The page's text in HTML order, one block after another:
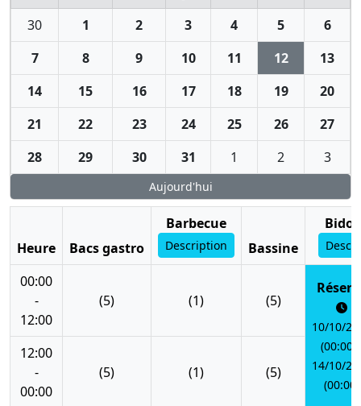
30
1 2 3 4 5
6
7
8 9 10 11 12
13
14
15 16 17 18 19
20
21
22 23 24 25 26
27
28
29 30 31 1 2 3
Aujourd'hui
Heure Bacs gastro
Barbecue
Description Bassine
00:00
-
12:00
(5) (1) (5)
10/10/
(00:00)
14/10/
(00:00)
12:00
-
00:00
(5) (1) (5)